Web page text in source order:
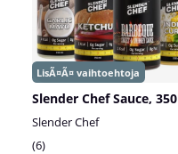
Slender Chef Sauce,
Slender Chef
6